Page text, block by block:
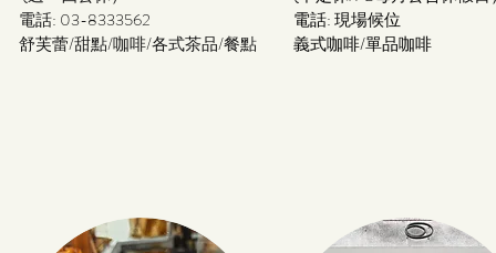
電話: 03-8333562
​舒芙蕾/甜點/咖啡/各式茶品/餐點
電話: 現場候位
義式咖啡/單品咖啡